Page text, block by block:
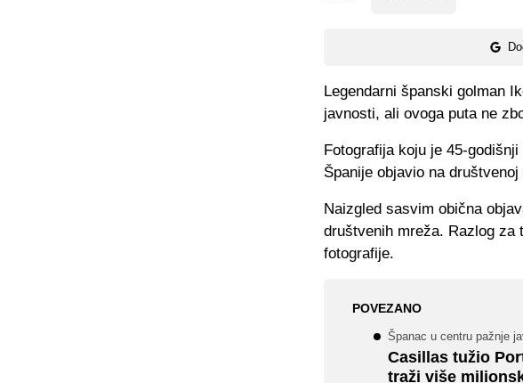
Legendarni španski golman
javnosti, ali ovoga puta ne
Fotografija koju je 45-
Španije objavio na
Naizgled sasvim obična
društvenih mreža. Razlog za
fotografije.
POVEZANO
Španac u centru pažnje
Casillas tužio
traži više